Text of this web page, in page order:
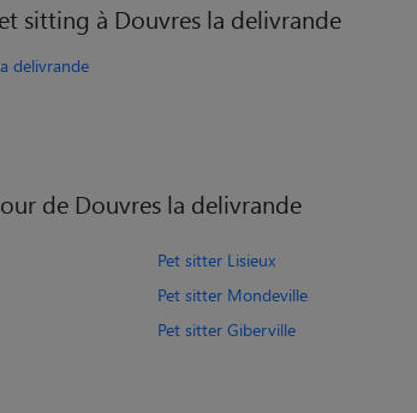
sitting à Douvres la delivrande
delivrande
de Douvres la delivrande
Pet sitter Lisieux
Pet sitter Mondeville
Pet sitter Giberville